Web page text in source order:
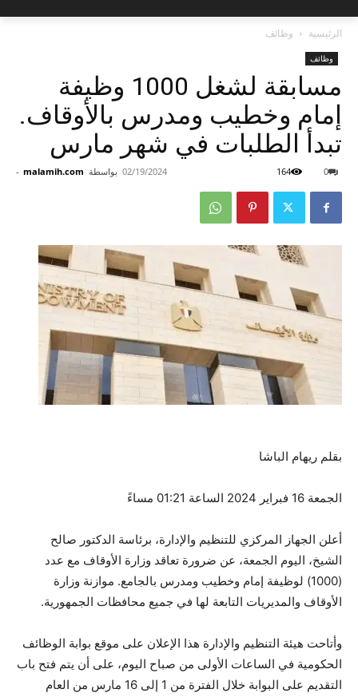
الرئيسية وظائف
وظائف
مسابقة لشغل 1000 وظيفة
إمام وخطيب ومدرس بالأوقاف.
تبدأ الطلبات في شهر مارس
بواسطة malamih.com
- 02/19/2024 0
164
بقلم ريهام الباشا
الجمعة 16 فبراير 2024 الساعة 01:21 مساءً
أعلن الجهاز المركزي للتنظيم والإدارة، برئاسة الدكتور صالح
الشيخ، اليوم الجمعة، عن ضرورة تعاقد وزارة الأوقاف مع عدد
(1000) لوظيفة إمام وخطيب ومدرس بالجامع. موازنة وزارة
الأوقاف والمديريات التابعة لها في جميع محافظات الجمهورية.
وأتاحت هيئة التنظيم والإدارة هذا الإعلان على موقع بوابة الوظائف
الحكومية في الساعات الأولى من صباح اليوم، على أن يتم فتح باب
التقديم على البوابة خلال الفترة من 1 إلى 16 مارس من العام